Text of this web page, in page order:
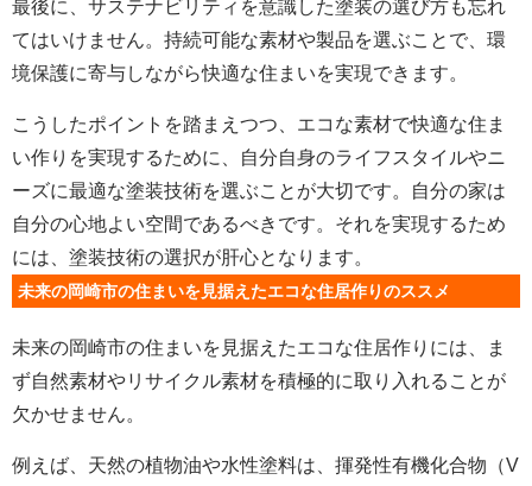
最後に、サステナビリティを意識した塗装の選び方も忘れ
てはいけません。持続可能な素材や製品を選ぶことで、環
境保護に寄与しながら快適な住まいを実現できます。
こうしたポイントを踏まえつつ、エコな素材で快適な住ま
い作りを実現するために、自分自身のライフスタイルやニ
ーズに最適な塗装技術を選ぶことが大切です。自分の家は
自分の心地よい空間であるべきです。それを実現するため
には、塗装技術の選択が肝心となります。
未来の岡崎市の住まいを見据えたエコな住居作りのススメ
未来の岡崎市の住まいを見据えたエコな住居作りには、ま
ず自然素材やリサイクル素材を積極的に取り入れることが
欠かせません。
例えば、天然の植物油や水性塗料は、揮発性有機化合物（V